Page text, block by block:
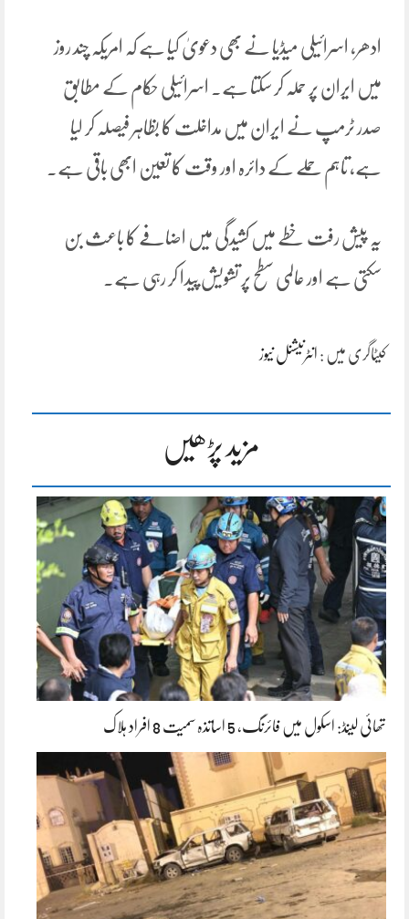
ادھر، اسرائیلی میڈیا نے بھی دعویٰ کیا ہے کہ امریکہ چند روز
میں ایران پر حملہ کر سکتا ہے۔ اسرائیلی حکام کے مطابق
صدر ٹرمپ نے ایران میں مداخلت کا بظاہر فیصلہ کر لیا
ہے، تاہم حملے کے دائرہ اور وقت کا تعین ابھی باقی ہے۔
یہ پیش رفت خطے میں کشیدگی میں اضافے کا باعث بن
سکتی ہے اور عالمی سطح پر تشویش پیدا کر رہی ہے۔
کیٹاگری میں : انٹرنیشنل نیوز
مزید پڑھیں
تھائی لینڈ: اسکول میں فائرنگ، 5 اساتذہ سمیت 8 افراد ہلاک